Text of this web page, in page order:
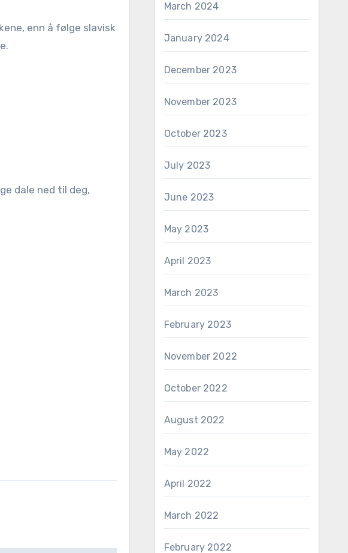
enn å følge slavisk
dale ned til deg,
March 2024
January 2024
December 2023
November 2023
October 2023
July 2023
June 2023
May 2023
April 2023
March 2023
February 2023
November 2022
October 2022
August 2022
May 2022
April 2022
March 2022
February 2022